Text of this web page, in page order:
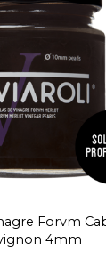
Forvm
4mm